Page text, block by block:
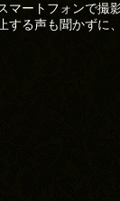
マートフォンで撮
する声も聞かずに